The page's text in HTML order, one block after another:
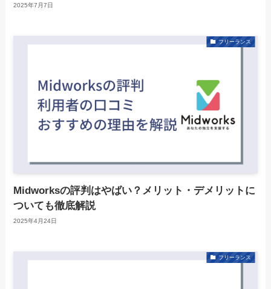
2025年7月7日
フリーランス
Midworksの評判はやばい？メリット・デメリットに
ついても徹底解説
2025年4月24日
フリーランス